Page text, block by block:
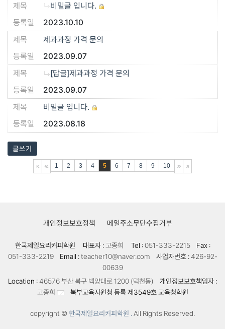
비밀글 입니다.
2023.10.10
제과과정 가격 문의
2023.09.07
[답글]제과과정 가격 문의
2023.09.07
비밀글 입니다.
2023.08.18
글쓰기
1 2 3 4 5 6 7 8 9 10
개인정보보호정책 메일주소무단수집거부
한국제일요리커피학원 대표자 :고종희 Tel : 051-333-2215
Fax :
051-333-2219
Email : teacher10@naver.com 사업자번호 :426-92-
00639
Location :46576 부산 북구 백양대로 1200 (덕천동)
개인정보보호책임자 :
고종희
북부교육지원청 등록 제3549호 교육청학원
copyright © 한국제일요리커피학원 . All Rights Reserved.